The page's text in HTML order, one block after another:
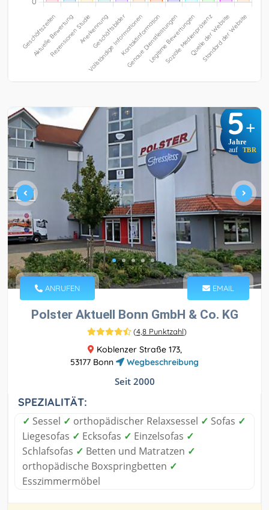
5+
Jahre
auf TBR
ANRUFEN EMAIL
Polster Aktuell Bonn GmbH & Co. KG
(4,8 Punktzahl)
Koblenzer Straße 173,
53177 Bonn
Wegbeschreibung
Seit 2000
SPEZIALITÄT:
✓ Sessel ✓ orthopädischer Relaxsessel ✓ Sofas ✓
Liegesofas ✓ Ecksofas ✓ Einzelsofas ✓
Schlafsofas ✓ Betten und Matratzen ✓
orthopädische Boxspringbetten ✓
Esszimmermöbel